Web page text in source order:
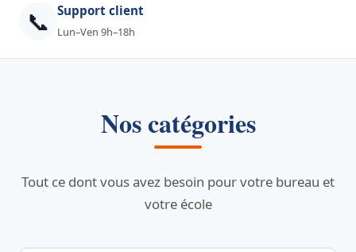
📞 Support client
Lun–Ven 9h–18h
Nos catégories
Tout ce dont vous avez besoin pour votre bureau et
votre école